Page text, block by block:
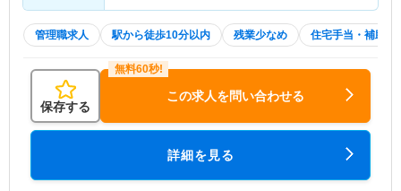
管理職求人 駅から徒歩10分以内 残業少なめ 住宅手当・補助
保存する
この求人を問い合わせる
詳細を見る